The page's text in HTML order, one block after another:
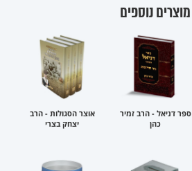
מוצרים נוספים
ספר דניאל - הרב זמיר
כהן
אוצר הסגולות - הרב
יצחק בצרי